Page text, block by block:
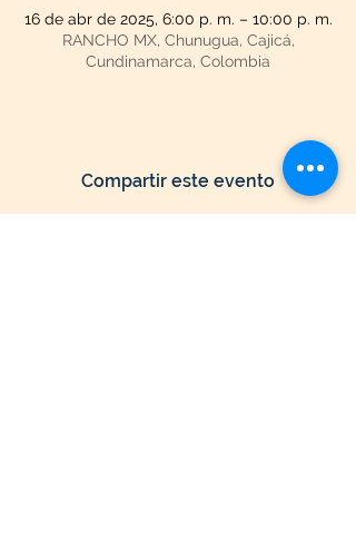
16 de abr de 2025, 6:00 p. m. – 10:00 p. m.
RANCHO MX, Chunugua, Cajicá,
Cundinamarca, Colombia
Compartir este evento